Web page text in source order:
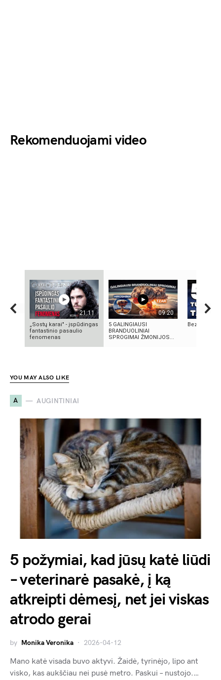
Rekomenduojami video
21:11
„Sostų karai" - įspūdingas
fantastinio pasaulio
fenomenas
09:20
5 GALINGIAUSI
BRANDUOLINIAI
SPROGIMAI ŽMONIJOS...
Bezos
YOU MAY ALSO LIKE
A AUGINTINIAI
5 požymiai, kad jūsų katė liūdi
– veterinarė pasakė, į ką
atkreipti dėmesį, net jei viskas
atrodo gerai
by Monika Veronika 2026-04-12
Mano katė visada buvo aktyvi. Žaidė, tyrinėjo, lipo ant
visko, kas aukščiau nei pusė metro. Paskui – nustojo.…